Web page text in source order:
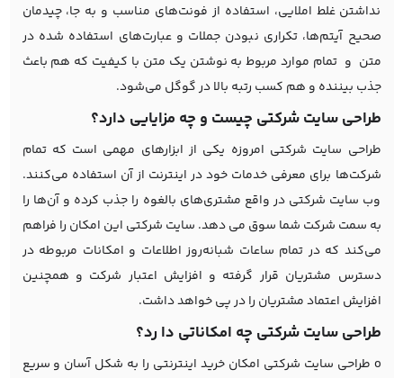
نداشتن غلط املایی، استفاده از فونت‌های مناسب و به جا، چیدمان
صحیح آیتم‌ها، تکراری نبودن جملات و عبارت‌های استفاده شده در
متن و تمام موارد مربوط به نوشتن یک متن با کیفیت که هم باعث
جذب بیننده و هم کسب رتبه بالا در گوگل می‌شود.
طراحی سایت شرکتی چیست و چه مزایایی دارد؟
طراحی سایت شرکتی امروزه یکی از ابزارهای مهمی است که تمام
شرکت‌ها برای معرفی خدمات خود در اینترنت از آن استفاده می‌کنند.
وب سایت شرکتی در واقع مشتری‌های بالغوه را جذب کرده و آن‌ها را
به سمت شرکت شما سوق می دهد. سایت شرکتی این امکان را فراهم
می‌کند که در تمام ساعات شبانه‌روز اطلاعات و امکانات مربوطه در
دسترس مشتریان قرار گرفته و افزایش اعتبار شرکت و همچنین
افزایش اعتماد مشتریان را در پی خواهد داشت.
طراحی سایت شرکتی چه امکاناتی دا رد؟
o طراحی سایت شرکتی امکان خرید اینترنتی را به شکل آسان و سریع